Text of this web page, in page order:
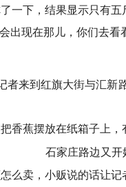
一下，结果显示只有五
出现在那儿，你们去看
者来到红旗大街与汇新
香蕉摆放在纸箱子上
么卖，小贩说的话让记